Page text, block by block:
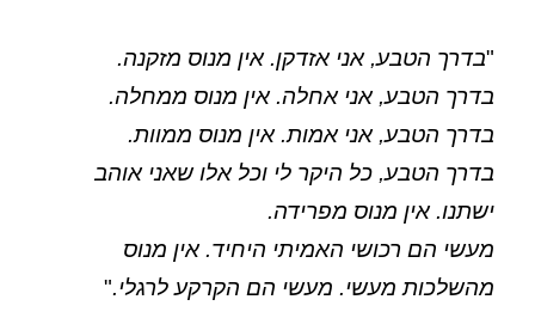
"בדרך הטבע, אני אזדקן. אין מנוס מזקנה.
בדרך הטבע, אני אחלה. אין מנוס ממחלה.
בדרך הטבע, אני אמות. אין מנוס ממוות.
בדרך הטבע, כל היקר לי וכל אלו שאני אוהב
ישתנו. אין מנוס מפרידה.
מעשי הם רכושי האמיתי היחיד. אין מנוס
מהשלכות מעשי. מעשי הם הקרקע לרגלי."